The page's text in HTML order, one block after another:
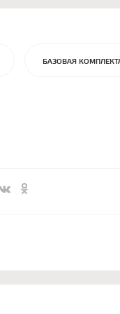
БАЗОВАЯ